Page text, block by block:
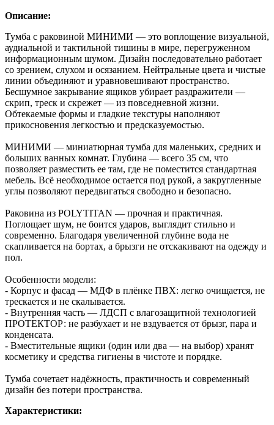
Описание:
Тумба с раковиной МИНИМИ — это воплощение визуальной,
аудиальной и тактильной тишины в мире, перегруженном
информационным шумом. Дизайн последовательно работает
со зрением, слухом и осязанием. Нейтральные цвета и чистые
линии объединяют и уравновешивают пространство.
Бесшумное закрывание ящиков убирает раздражители —
скрип, треск и скрежет — из повседневной жизни.
Обтекаемые формы и гладкие текстуры наполняют
прикосновения легкостью и предсказуемостью.
МИНИМИ — миниатюрная тумба для маленьких, средних и
больших ванных комнат. Глубина — всего 35 см, что
позволяет разместить ее там, где не поместится стандартная
мебель. Всё необходимое остается под рукой, а закругленные
углы позволяют передвигаться свободно и безопасно.
Раковина из POLYTITAN — прочная и практичная.
Поглощает шум, не боится ударов, выглядит стильно и
современно. Благодаря увеличенной глубине вода не
скапливается на бортах, а брызги не отскакивают на одежду и
пол.
Особенности модели:
- Корпус и фасад — МДФ в плёнке ПВХ: легко очищается, не
трескается и не скалывается.
- Внутренняя часть — ЛДСП с влагозащитной технологией
ПРОТЕКТОР: не разбухает и не вздувается от брызг, пара и
конденсата.
- Вместительные ящики (один или два — на выбор) хранят
косметику и средства гигиены в чистоте и порядке.
Тумба сочетает надёжность, практичность и современный
дизайн без потери пространства.
Характеристики: